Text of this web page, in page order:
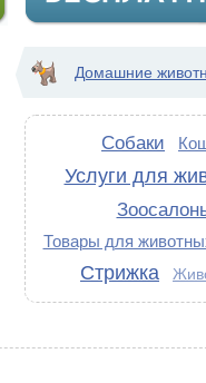
Домашние
Собаки
Услуги для
Товары для
Стрижка